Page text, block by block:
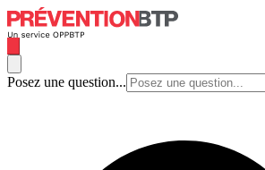
Posez une question...